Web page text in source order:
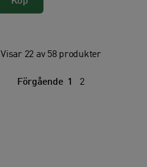
Visar 22 av 58 produkter
Förgående 1 2